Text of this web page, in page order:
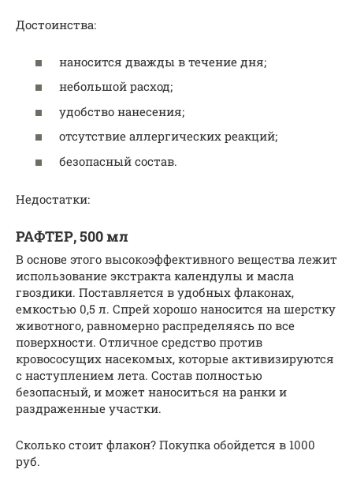
Достоинства:
наносится дважды в течение дня;
небольшой расход;
удобство нанесения;
отсутствие аллергических реакций;
безопасный состав.
Недостатки:
РАФТЕР, 500 мл
В основе этого высокоэффективного вещества лежит
использование экстракта календулы и масла
гвоздики. Поставляется в удобных флаконах,
емкостью 0,5 л. Спрей хорошо наносится на шерстку
животного, равномерно распределяясь по все
поверхности. Отличное средство против
кровососущих насекомых, которые активизируются
с наступлением лета. Состав полностью
безопасный, и может наноситься на ранки и
раздраженные участки.
Сколько стоит флакон? Покупка обойдется в 1000
руб.